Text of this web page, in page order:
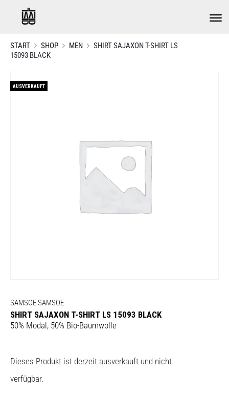
START SHOP MEN
SHIRT SAJAXON T-SHIRT LS
15093 BLACK
AUSVERKAUFT
SAMSOE SAMSOE
SHIRT SAJAXON T-SHIRT LS 15093 BLACK
50% Modal, 50% Bio-Baumwolle
Dieses Produkt ist derzeit ausverkauft und nicht
verfügbar.